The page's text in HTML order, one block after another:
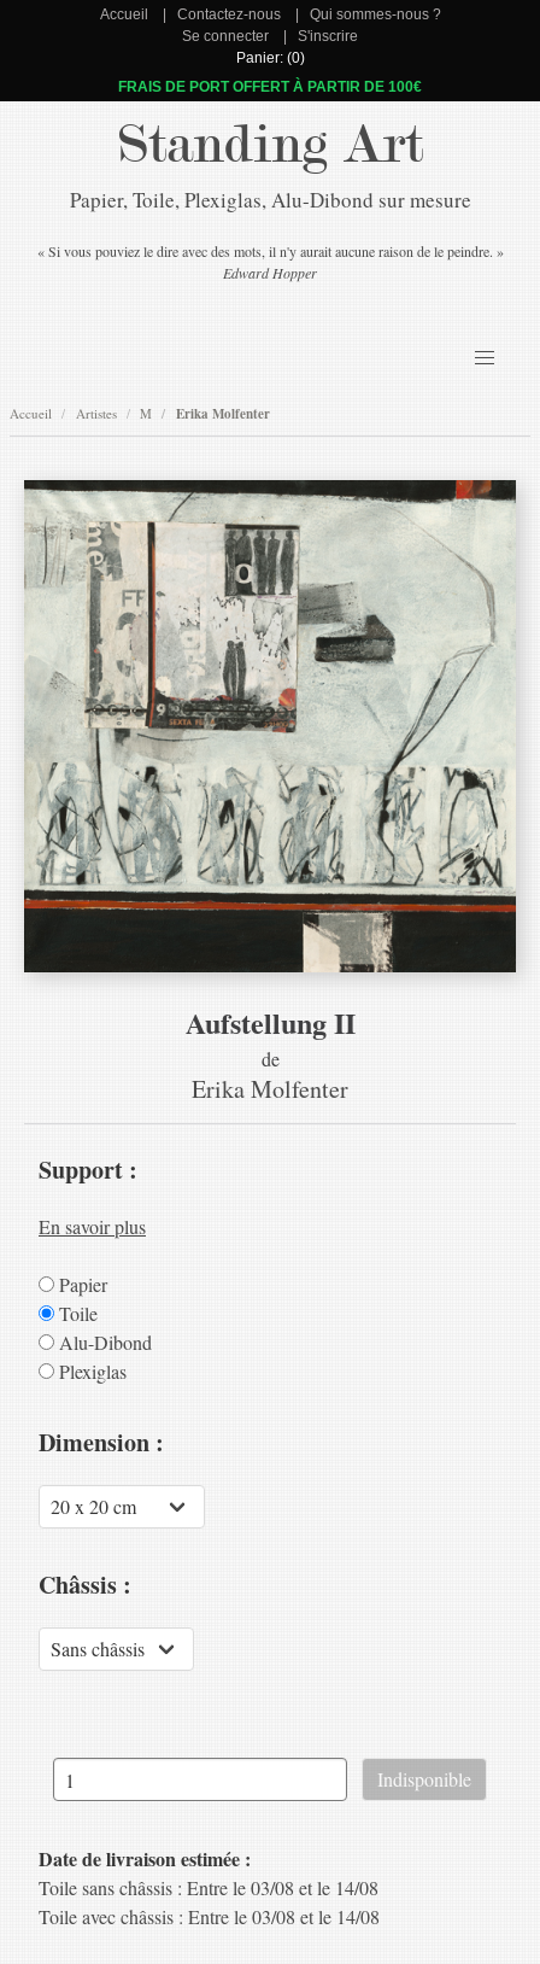
Accueil Contactez-nous
Qui sommes-nous ?
Se connecter
S'inscrire
Panier: (0)
FRAIS DE PORT OFFERT À PARTIR DE 100€
Standing Art
Papier, Toile, Plexiglas, Alu-Dibond sur mesure
« Si vous pouviez le dire avec des mots, il n'y aurait aucune raison de le peindre. »
Edward Hopper
Accueil Artistes M Erika Molfenter
Aufstellung II
de
Erika Molfenter
Support :
En savoir plus
Papier
Toile
Alu-Dibond
Plexiglas
Dimension :
Châssis :
Date de livraison estimée :
Toile sans châssis : Entre le 03/08 et le 14/08
Toile avec châssis : Entre le 03/08 et le 14/08